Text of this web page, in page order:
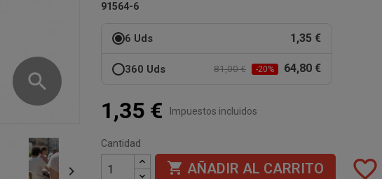
search

91564-6
6 Uds 1,35 €
360 Uds 81,00 € -20% 64,80 €
1,35 € Impuestos incluidos
Cantidad
 AÑADIR AL CARRITO favorite_border